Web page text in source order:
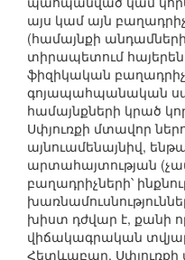
այս կամ այն
(համայնքի
տիրապետում
ֆիզիկական
գոյապահպանական
համայնքների կրած
Սփյուռքի մտավոր
այնուամենայնիվ,
արտահայտության
բաղադրիչների՝
խիստ դժվար է, քանի
վիճակագրական
Հետևաբար, Սփյուռքի